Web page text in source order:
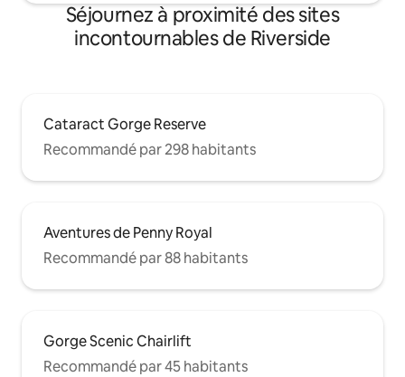
Séjournez à proximité des sites
incontournables de Riverside
Cataract Gorge Reserve
Recommandé par 298 habitants
Aventures de Penny Royal
Recommandé par 88 habitants
Gorge Scenic Chairlift
Recommandé par 45 habitants